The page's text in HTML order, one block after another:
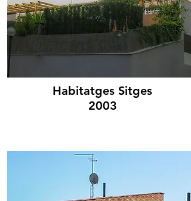
Habitatges Sitges
2003